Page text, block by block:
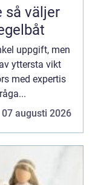
uppgift, men
yttersta vikt
med expertis
07 augusti 2026